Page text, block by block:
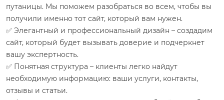
путаницы. Мы поможем разобраться во всем, чтобы вы
получили именно тот сайт, который вам нужен.
✅ Элегантный и профессиональный дизайн – создадим
сайт, который будет вызывать доверие и подчеркнет
вашу экспертность.
✅ Понятная структура – ​​клиенты легко найдут
необходимую информацию: ваши услуги, контакты,
отзывы и статьи.